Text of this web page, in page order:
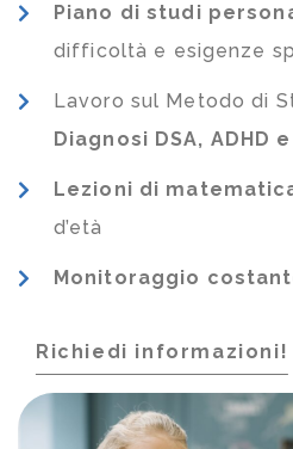
Piano di studi
difficoltà e esigenze
Lavoro sul Metodo di
Diagnosi DSA, ADHD
Lezioni di
d’età
Monitoraggio
Richiedi informazioni!